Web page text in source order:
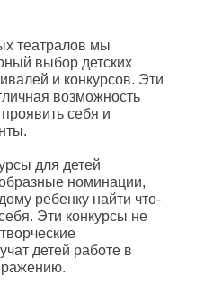
театралов мы
выбор детских
и конкурсов. Эти
возможность
себя и
для детей
номинации,
ребенку найти что-
Эти конкурсы не
детей работе в